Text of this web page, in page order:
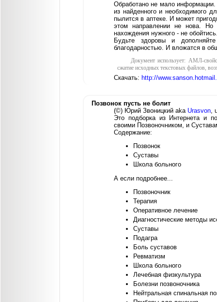
Обработано не мало
из найденного и необходимого
пылится в аптеке. И может
этом направлении не нова.
нахождения нужного - не
Будьте здоровы и
благодарностью. И вложатся в
Документ использует: АМЛ-
сжатие исходных текстовых файлов,
Скачать: http://
Позвонок пусть не болит
(©) Юрий Звоницкий aka Urasvon,
Это подборка из Интернета и
своими Позвоночником, и
Содержание:
Позвонок
Суставы
Школа больного
А если подробнее...
Позвоночник
Терапия
Оперативное лечение
Диагностические методы
Суставы
Подагра
Боль суставов
Ревматизм
Школа больного
Лечебная физкультура
Болезни позвоночника
Нейтральная спинальная